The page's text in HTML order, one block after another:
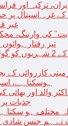
ایران، ترکیہ اور
غزہ اسپتال پر
غیر
کی وارننگ،
تیز رفتار
بیلجیئم میں سویڈن کے 2
کارروائی کے
ہوسکتا ہے،
والد اور بھائی
جذبات
مختلف ہو سکتا
نے ہم جنس شادی